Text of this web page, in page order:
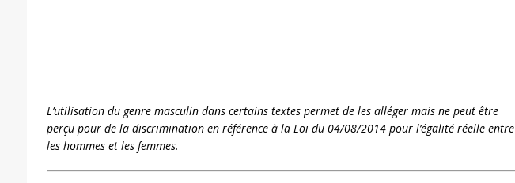
L’utilisation du genre masculin dans certains textes permet de les alléger mais ne peut être
perçu pour de la discrimination en référence à la Loi du 04/08/2014 pour l’égalité réelle entre
les hommes et les femmes.